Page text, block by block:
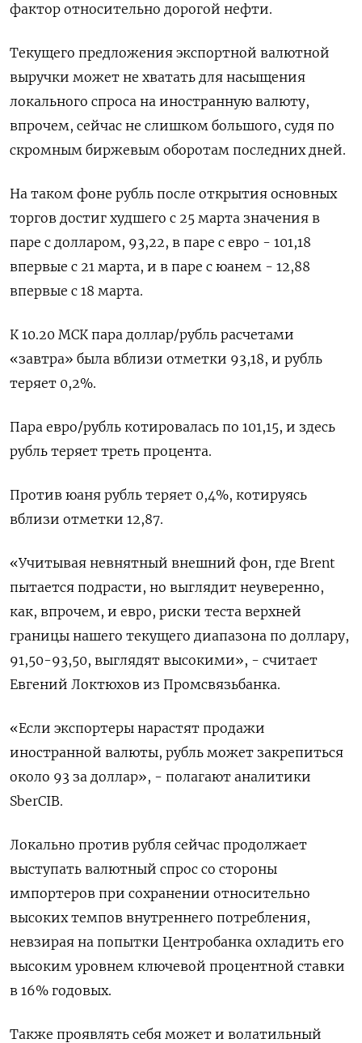
фактор относительно дорогой нефти.
Текущего предложения экспортной валютной
выручки может не хватать для насыщения
локального спроса на иностранную валюту,
впрочем, сейчас не слишком большого, судя по
скромным биржевым оборотам последних дней.
На таком фоне рубль после открытия основных
торгов достиг худшего с 25 марта значения в
паре с долларом, 93,22, в паре с евро - 101,18
впервые с 21 марта, и в паре с юанем - 12,88
впервые с 18 марта.
К 10.20 МСК пара доллар/рубль расчетами
«завтра» была вблизи отметки 93,18, и рубль
теряет 0,2%.
Пара евро/рубль котировалась по 101,15, и здесь
рубль теряет треть процента.
Против юаня рубль теряет 0,4%, котируясь
вблизи отметки 12,87.
«Учитывая невнятный внешний фон, где Brent
пытается подрасти, но выглядит неуверенно,
как, впрочем, и евро, риски теста верхней
границы нашего текущего диапазона по доллару,
91,50-93,50, выглядят высокими», - считает
Евгений Локтюхов из Промсвязьбанка.
«Если экспортеры нарастят продажи
иностранной валюты, рубль может закрепиться
около 93 за доллар», - полагают аналитики
SberCIB.
Локально против рубля сейчас продолжает
выступать валютный спрос со стороны
импортеров при сохранении относительно
высоких темпов внутреннего потребления,
невзирая на попытки Центробанка охладить его
высоким уровнем ключевой процентной ставки
в 16% годовых.
Также проявлять себя может и волатильный